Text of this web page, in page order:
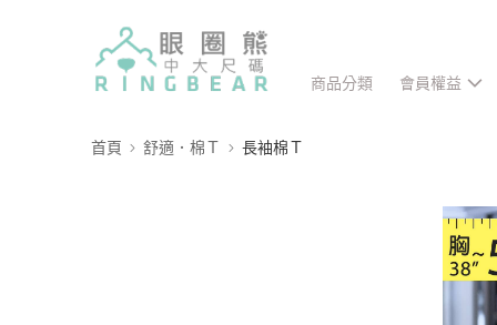
商品分類 會員權益
首頁 舒適．棉Ｔ 長袖棉Ｔ